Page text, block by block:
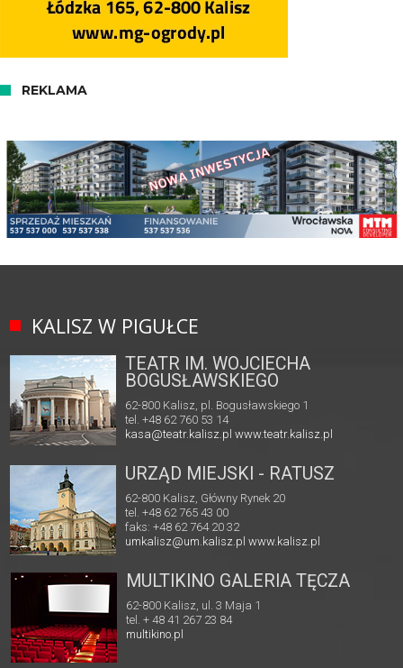
REKLAMA
KALISZ W PIGUŁCE
TEATR IM. WOJCIECHA
BOGUSŁAWSKIEGO
62-800 Kalisz, pl. Bogusławskiego 1
tel. +48 62 760 53 14
kasa@teatr.kalisz.pl www.teatr.kalisz.pl
URZĄD MIEJSKI - RATUSZ
62-800 Kalisz, Główny Rynek 20
tel. +48 62 765 43 00
faks: +48 62 764 20 32
umkalisz@um.kalisz.plwww.kalisz.pl
MULTIKINO GALERIA TĘCZA
62-800 Kalisz, ul. 3 Maja 1
tel. + 48 41 267 23 84
multikino.pl